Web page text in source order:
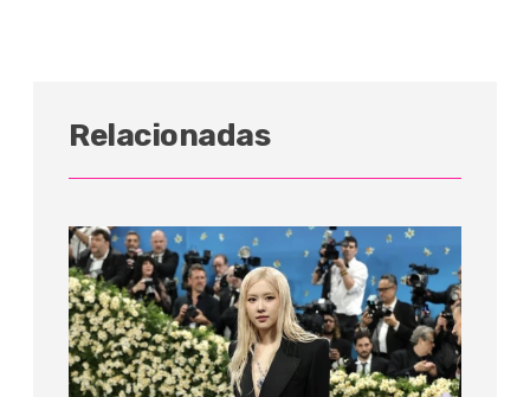
Relacionadas